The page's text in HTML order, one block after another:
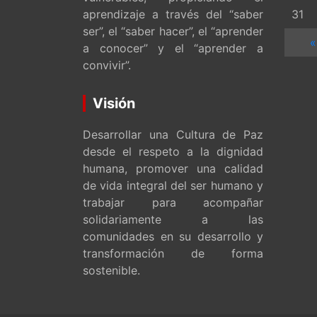
aprendizaje a través del “saber
ser”, el “saber hacer”, el “aprender
a conocer” y el “aprender a
convivir”.
Visión
Desarrollar una Cultura de Paz
desde el respeto a la dignidad
humana, promover una calidad
de vida integral del ser humano y
trabajar para acompañar
solidariamente a las
comunidades en su desarrollo y
transformación de forma
sostenible.
31